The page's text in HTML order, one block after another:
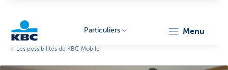
Particuliers menu
Les possibilités de KBC Mobile